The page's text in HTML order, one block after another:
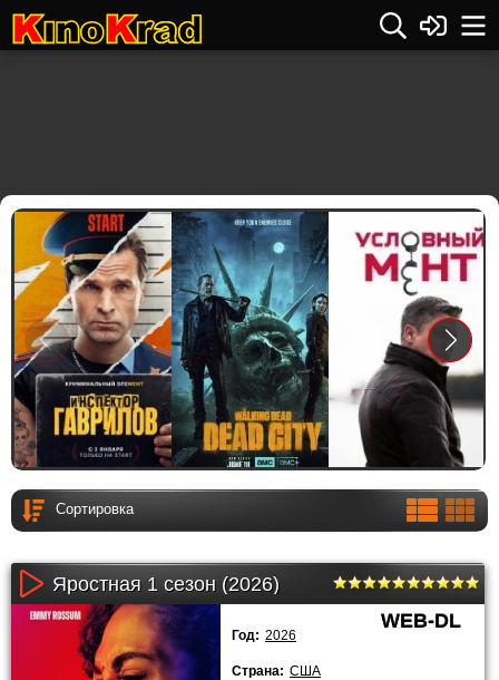
Яростная 1 сезон (2026)
WEB-DL
Год: 2026
Страна: США
Previous Next